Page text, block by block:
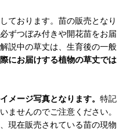
ております。苗の販売となり
ずつぼみ付きや開花苗をお届
説中の草丈は、生育後の一般
にお届けする植物の草丈では
メージ写真となります。 特記
ませんのでご注意ください。
現在販売されている苗の現物